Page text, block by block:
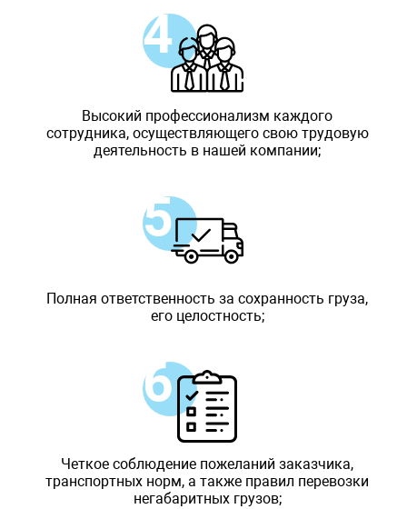
Высокий профессионализм каждого
сотрудника, осуществляющего свою трудовую
деятельность в нашей компании;
Полная ответственность за сохранность груза,
его целостность;
Четкое соблюдение пожеланий заказчика,
транспортных норм, а также правил перевозки
негабаритных грузов;